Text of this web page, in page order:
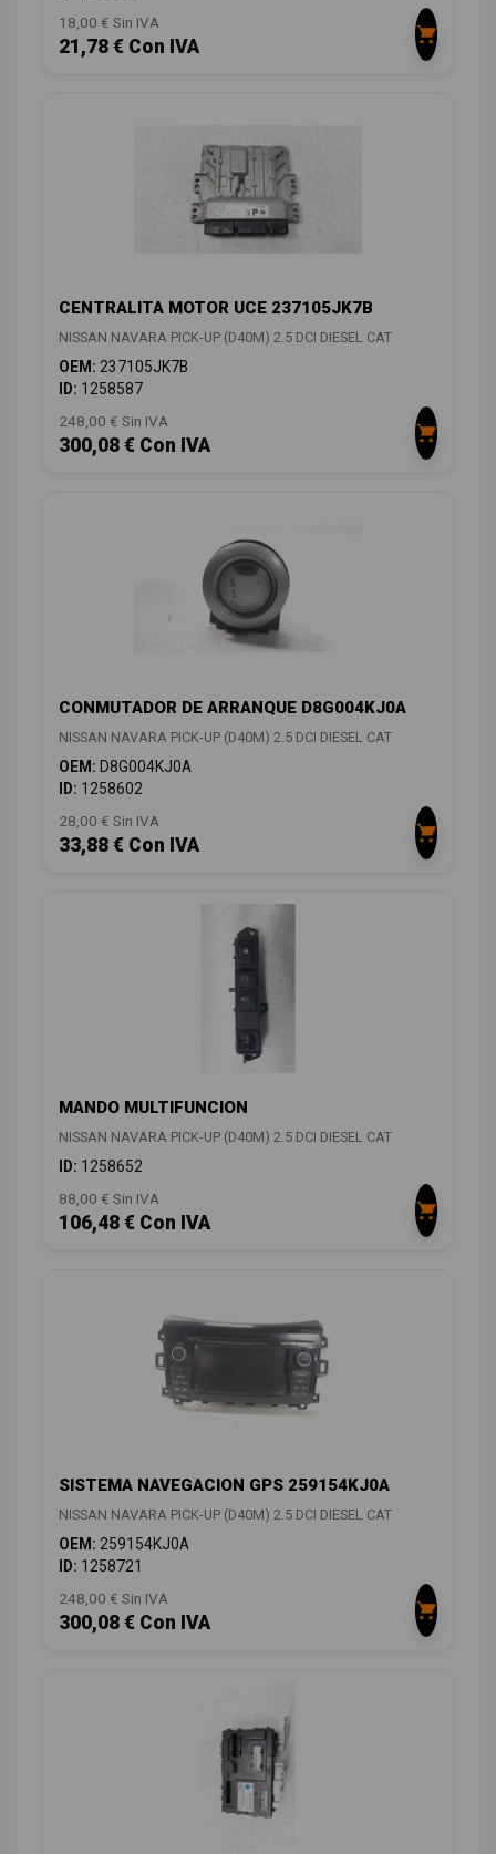
18,00 € Sin IVA
21,78 € Con IVA
CENTRALITA MOTOR UCE 237105JK7B
NISSAN NAVARA PICK-UP (D40M) 2.5 DCI DIESEL CAT
OEM: 237105JK7B
ID: 1258587
248,00 € Sin IVA
300,08 € Con IVA
CONMUTADOR DE ARRANQUE D8G004KJ0A
NISSAN NAVARA PICK-UP (D40M) 2.5 DCI DIESEL CAT
OEM: D8G004KJ0A
ID: 1258602
28,00 € Sin IVA
33,88 € Con IVA
MANDO MULTIFUNCION
NISSAN NAVARA PICK-UP (D40M) 2.5 DCI DIESEL CAT
ID: 1258652
88,00 € Sin IVA
106,48 € Con IVA
SISTEMA NAVEGACION GPS 259154KJ0A
NISSAN NAVARA PICK-UP (D40M) 2.5 DCI DIESEL CAT
OEM: 259154KJ0A
ID: 1258721
248,00 € Sin IVA
300,08 € Con IVA